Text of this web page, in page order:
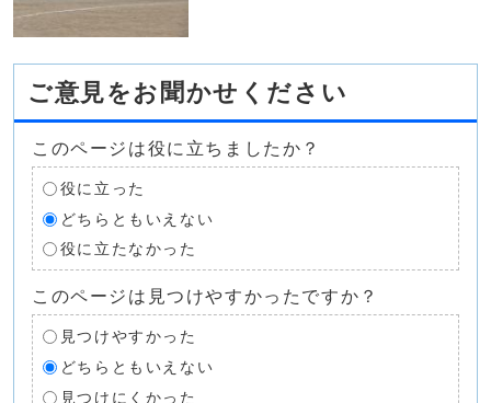
ご意見をお聞かせください
このページは役に立ちましたか？
役に立った
どちらともいえない
役に立たなかった
このページは見つけやすかったですか？
見つけやすかった
どちらともいえない
見つけにくかった